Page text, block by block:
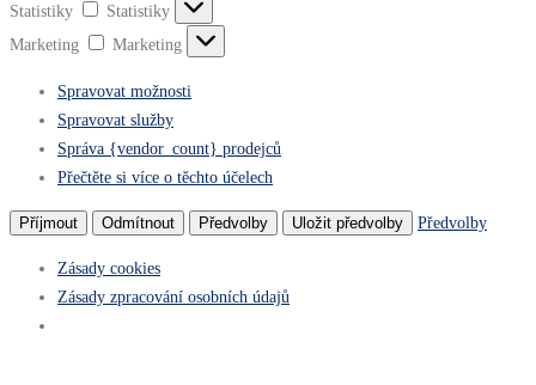
Statistiky
Statistiky
Marketing
Marketing
Spravovat možnosti
Spravovat služby
Správa {vendor_count} prodejců
Přečtěte si více o těchto účelech
Příjmout Odmítnout Předvolby Uložit předvolby Předvolby
Zásady cookies
Zásady zpracování osobních údajů